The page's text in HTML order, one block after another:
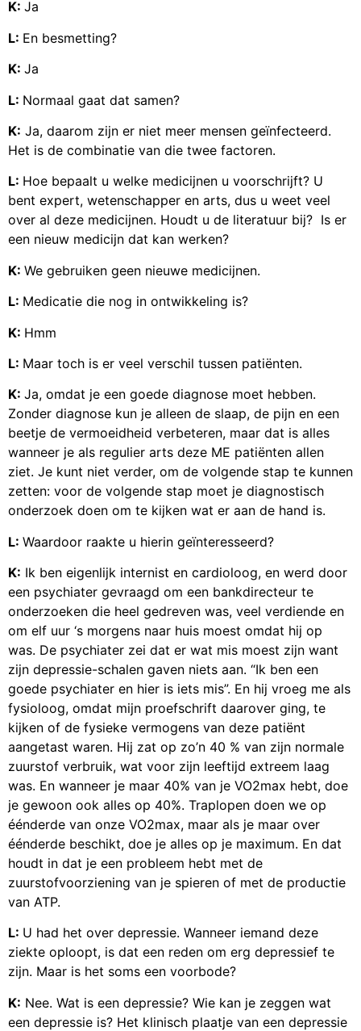
K: Ja
L: En besmetting?
K: Ja
L: Normaal gaat dat samen?
K: Ja, daarom zijn er niet meer mensen geïnfecteerd.
Het is de combinatie van die twee factoren.
L: Hoe bepaalt u welke medicijnen u voorschrijft? U
bent expert, wetenschapper en arts, dus u weet veel
over al deze medicijnen. Houdt u de literatuur bij? Is er
een nieuw medicijn dat kan werken?
K: We gebruiken geen nieuwe medicijnen.
L: Medicatie die nog in ontwikkeling is?
K: Hmm
L: Maar toch is er veel verschil tussen patiënten.
K: Ja, omdat je een goede diagnose moet hebben.
Zonder diagnose kun je alleen de slaap, de pijn en een
beetje de vermoeidheid verbeteren, maar dat is alles
wanneer je als regulier arts deze ME patiënten allen
ziet. Je kunt niet verder, om de volgende stap te kunnen
zetten: voor de volgende stap moet je diagnostisch
onderzoek doen om te kijken wat er aan de hand is.
L: Waardoor raakte u hierin geïnteresseerd?
K: Ik ben eigenlijk internist en cardioloog, en werd door
een psychiater gevraagd om een bankdirecteur te
onderzoeken die heel gedreven was, veel verdiende en
om elf uur ‘s morgens naar huis moest omdat hij op
was. De psychiater zei dat er wat mis moest zijn want
zijn depressie-schalen gaven niets aan. “Ik ben een
goede psychiater en hier is iets mis”. En hij vroeg me als
fysioloog, omdat mijn proefschrift daarover ging, te
kijken of de fysieke vermogens van deze patiënt
aangetast waren. Hij zat op zo’n 40 % van zijn normale
zuurstof verbruik, wat voor zijn leeftijd extreem laag
was. En wanneer je maar 40% van je VO2max hebt, doe
je gewoon ook alles op 40%. Traplopen doen we op
éénderde van onze VO2max, maar als je maar over
éénderde beschikt, doe je alles op je maximum. En dat
houdt in dat je een probleem hebt met de
zuurstofvoorziening van je spieren of met de productie
van ATP.
L: U had het over depressie. Wanneer iemand deze
ziekte oploopt, is dat een reden om erg depressief te
zijn. Maar is het soms een voorbode?
K: Nee. Wat is een depressie? Wie kan je zeggen wat
een depressie is? Het klinisch plaatje van een depressie